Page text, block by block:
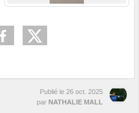
Publié le 26 oct. 2025
par NATHALIE MALL